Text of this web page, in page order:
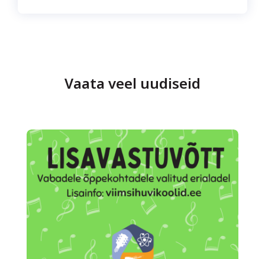
Vaata veel uudiseid